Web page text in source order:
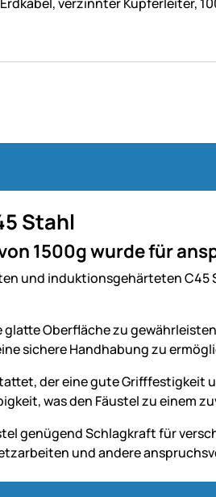
Stahl
1500g wurde für
und induktionsgehärteten C45
glatte Oberfläche zu
sichere Handhabung zu
der eine gute
was den Fäustel zu einem
genügend Schlagkraft für
und andere